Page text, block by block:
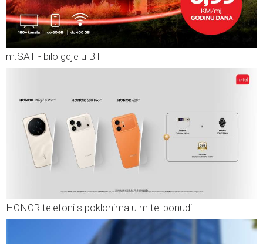
m:SAT - bilo gdje u BiH
HONOR telefoni s poklonima u m:tel ponudi